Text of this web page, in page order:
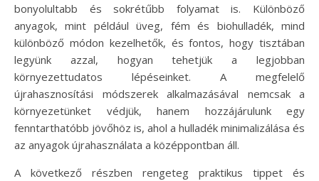
bonyolultabb és sokrétűbb folyamat is. Különböző
anyagok, mint például üveg, fém és biohulladék, mind
különböző módon kezelhetők, és fontos, hogy tisztában
legyünk azzal, hogyan tehetjük a legjobban
környezettudatos lépéseinket. A megfelelő
újrahasznosítási módszerek alkalmazásával nemcsak a
környezetünket védjük, hanem hozzájárulunk egy
fenntarthatóbb jövőhöz is, ahol a hulladék minimalizálása és
az anyagok újrahasználata a középpontban áll.
A következő részben rengeteg praktikus tippet és